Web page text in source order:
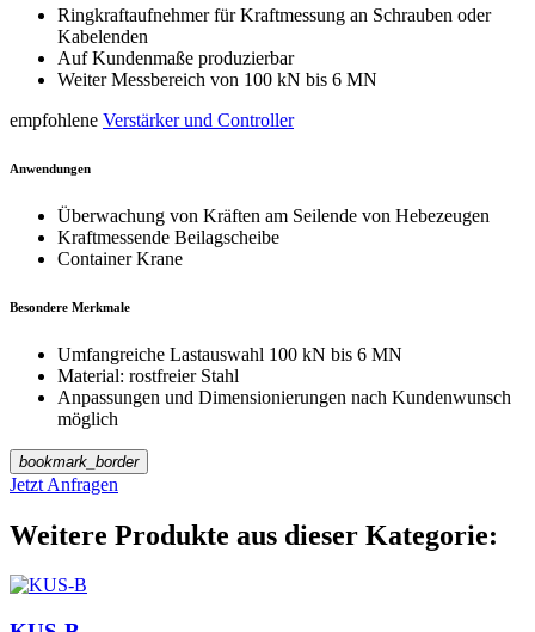
Ringkraftaufnehmer für Kraftmessung an Schrauben oder
Kabelenden
Auf Kundenmaße produzierbar
Weiter Messbereich von 100 kN bis 6 MN
empfohlene Verstärker und Controller
Anwendungen
Überwachung von Kräften am Seilende von Hebezeugen
Kraftmessende Beilagscheibe
Container Krane
Besondere Merkmale
Umfangreiche Lastauswahl 100 kN bis 6 MN
Material: rostfreier Stahl
Anpassungen und Dimensionierungen nach Kundenwunsch
möglich
bookmark_border
Jetzt Anfragen
Weitere Produkte aus dieser Kategorie: